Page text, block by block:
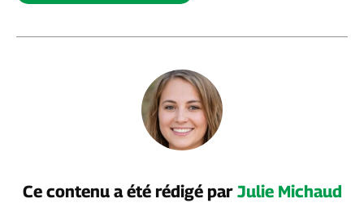
Ce contenu a été rédigé par Julie Michaud